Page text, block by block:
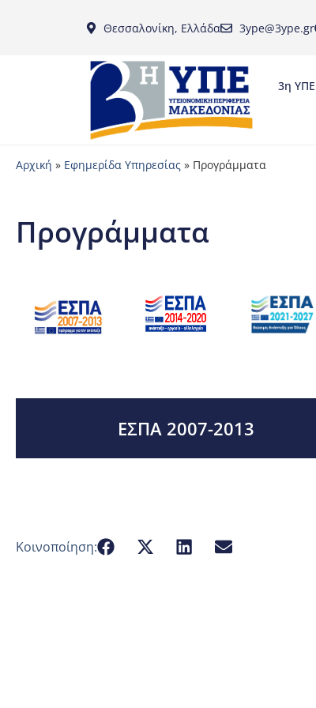
Θεσσαλονίκη, Ελλάδα 3ype@3ype.gr
3η ΥΠΕ
Αρχική » Εφημερίδα Υπηρεσίας » Προγράμματα
Προγράμματα
ΕΣΠΑ 2007-2013
Κοινοποίηση: